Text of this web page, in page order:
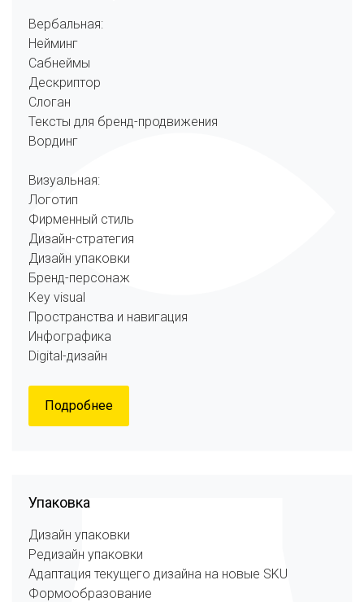
Вербальная:
Нейминг
Сабнеймы
Дескриптор
Слоган
Тексты для бренд-продвижения
Вординг
Визуальная:
Логотип
Фирменный стиль
Дизайн-стратегия
Дизайн упаковки
Бренд-персонаж
Key visual
Пространства и навигация
Инфографика
Digital-дизайн
Подробнее
Упаковка
Дизайн упаковки
Редизайн упаковки
Адаптация текущего дизайна на новые SKU
Формообразование